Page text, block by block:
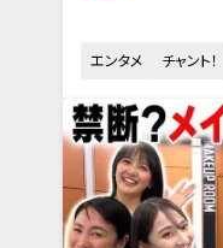
エンタメ チャント！